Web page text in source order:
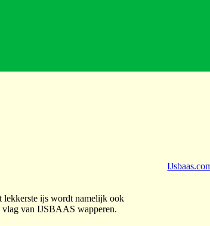
lekkerste ijs wordt namelijk ook
van IJSBAAS wapperen.